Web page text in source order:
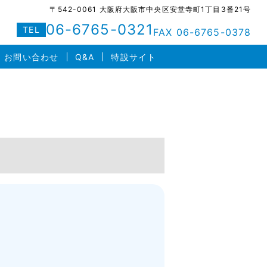
お問い合わせ Q&A 特設サイト
〒542-0061 大阪府大阪市中央区安堂寺町1丁目3番21号
TEL 06-6765-0321 FAX 06-6765-0378